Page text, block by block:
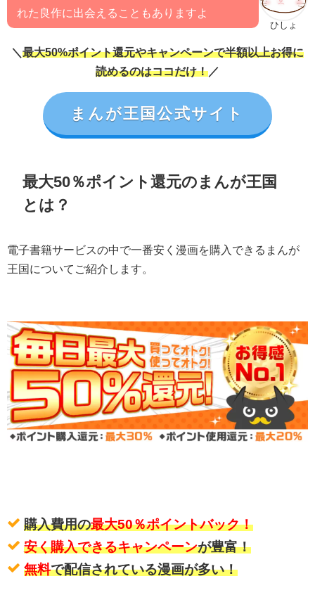
ひしょ
れた良作に出会えることもありますよ
＼ 最大50%ポイント還元やキャンペーンで半額以上お得に
読めるのはココだけ！ ／
まんが王国公式サイト
最大50％ポイント還元のまんが王国
とは？
電子書籍サービスの中で一番安く漫画を購入できるまんが
王国についてご紹介します。
購入費用の最大50％ポイントバック！
安く購入できるキャンペーンが豊富！
無料で配信されている漫画が多い！